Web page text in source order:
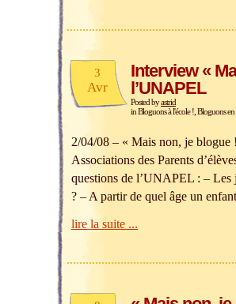
3
Avr
Interview «
l’UNAPEL
Posted byastrid
inBloguons à l'école ! Bloguons
2/04/08 – « Mais non, je
Associations des Parents
questions de l’UNAPEL : – Les
? – A partir de quel âge un
lire la suite ...